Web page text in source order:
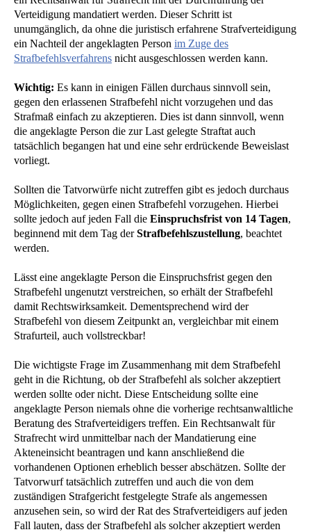
Verteidigung mandatiert werden. Dieser Schritt ist
unumgänglich, da ohne die juristisch erfahrene Strafverteidigung
ein Nachteil der angeklagten Person im Zuge des
Strafbefehlsverfahrens nicht ausgeschlossen werden kann.
Wichtig: Es kann in einigen Fällen durchaus sinnvoll sein,
gegen den erlassenen Strafbefehl nicht vorzugehen und das
Strafmaß einfach zu akzeptieren. Dies ist dann sinnvoll, wenn
die angeklagte Person die zur Last gelegte Straftat auch
tatsächlich begangen hat und eine sehr erdrückende Beweislast
vorliegt.
Sollten die Tatvorwürfe nicht zutreffen gibt es jedoch durchaus
Möglichkeiten, gegen einen Strafbefehl vorzugehen. Hierbei
sollte jedoch auf jeden Fall die Einspruchsfrist von 14 Tagen,
beginnend mit dem Tag derStrafbefehlszustellung, beachtet
werden.
Lässt eine angeklagte Person die Einspruchsfrist gegen den
Strafbefehl ungenutzt verstreichen, so erhält der Strafbefehl
damit Rechtswirksamkeit. Dementsprechend wird der
Strafbefehl von diesem Zeitpunkt an, vergleichbar mit einem
Strafurteil, auch vollstreckbar!
Die wichtigste Frage im Zusammenhang mit dem Strafbefehl
geht in die Richtung, ob der Strafbefehl als solcher akzeptiert
werden sollte oder nicht. Diese Entscheidung sollte eine
angeklagte Person niemals ohne die vorherige rechtsanwaltliche
Beratung des Strafverteidigers treffen. Ein Rechtsanwalt für
Strafrecht wird unmittelbar nach der Mandatierung eine
Akteneinsicht beantragen und kann anschließend die
vorhandenen Optionen erheblich besser abschätzen. Sollte der
Tatvorwurf tatsächlich zutreffen und auch die von dem
zuständigen Strafgericht festgelegte Strafe als angemessen
anzusehen sein, so wird der Rat des Strafverteidigers auf jeden
Fall lauten, dass der Strafbefehl als solcher akzeptiert werden